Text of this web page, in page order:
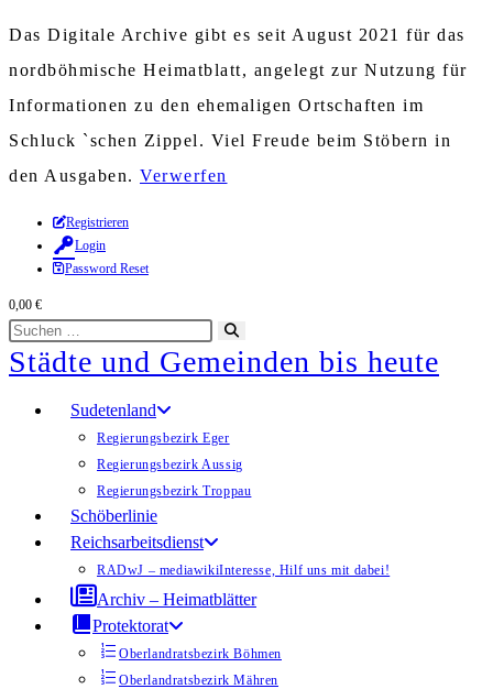
Das Digitale Archive gibt es seit August 2021 für das
nordböhmische Heimatblatt, angelegt zur Nutzung für
Informationen zu den ehemaligen Ortschaften im
Schluck `schen Zippel. Viel Freude beim Stöbern in
den Ausgaben. Verwerfen
Zum
Inhalt
springen
Registrieren
Login
Password Reset
0,00 €
Diese
Website
durchsuchen
starten
Städte und Gemeinden bis heute
Sudetenland
Regierungsbezirk Eger
Regierungsbezirk Aussig
Regierungsbezirk Troppau
Schöberlinie
Reichsarbeitsdienst
RADwJ – mediawikiInteresse, Hilf uns mit dabei!
Archiv – Heimatblätter
Protektorat
Oberlandratsbezirk Böhmen
Oberlandratsbezirk Mähren